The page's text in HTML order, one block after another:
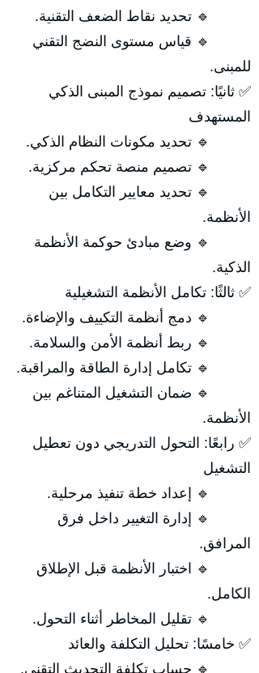
🔹 تحديد نقاط الضعف التقنية.
🔹 قياس مستوى النضج التقني
للمبنى.
✅ ثانيًا: تصميم نموذج المبنى الذكي
المستهدف
🔹 تحديد مكونات النظام الذكي.
🔹 تصميم منصة تحكم مركزية.
🔹 تحديد معايير التكامل بين
الأنظمة.
🔹 وضع مبادئ حوكمة الأنظمة
الذكية.
✅ ثالثًا: تكامل الأنظمة التشغيلية
🔹 دمج أنظمة التكييف والإضاءة.
🔹 ربط أنظمة الأمن والسلامة.
🔹 تكامل إدارة الطاقة والمراقبة.
🔹 ضمان التشغيل المتناغم بين
الأنظمة.
✅ رابعًا: التحول التدريجي دون تعطيل
التشغيل
🔹 إعداد خطة تنفيذ مرحلية.
🔹 إدارة التغيير داخل فرق
المرافق.
🔹 اختبار الأنظمة قبل الإطلاق
الكامل.
🔹 تقليل المخاطر أثناء التحول.
✅ خامسًا: تحليل التكلفة والعائد
🔹 حساب تكلفة التحديث التقني.